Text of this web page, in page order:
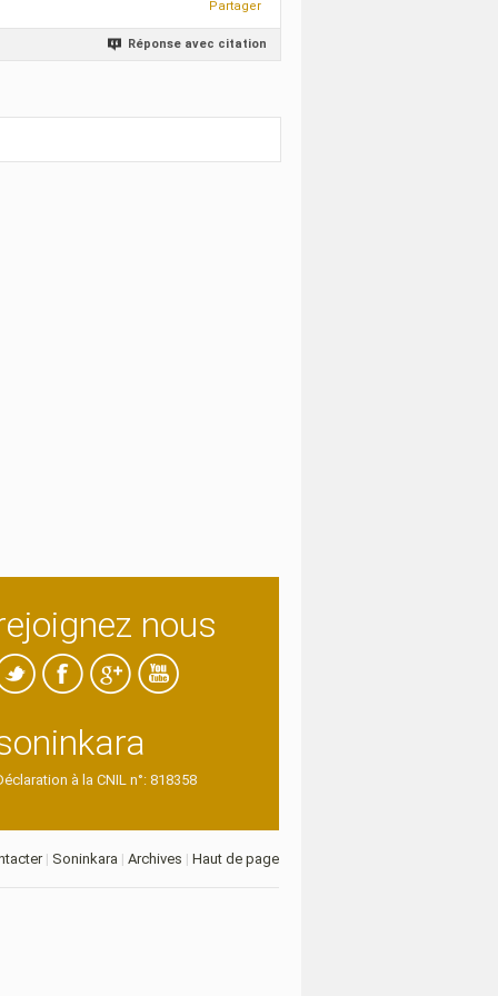
Partager
Réponse avec citation
nous
à la CNIL n°: 818358
| Soninkara | Archives | Haut de page